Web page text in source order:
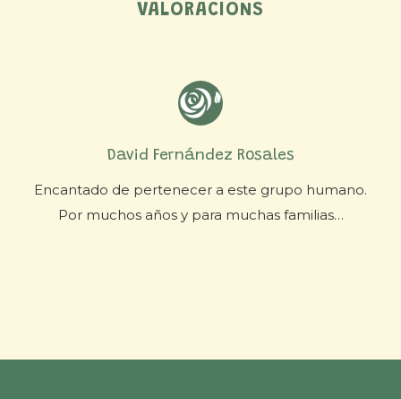
VALORACIONS
Aleix Ventayol
No ens podem imaginar un lloc millor on
escolaritzar el nostre fill. A més d’estar en un